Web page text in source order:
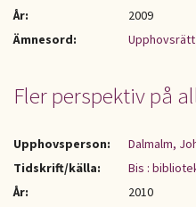
År:
2009
Ämnesord:
Fler perspektiv på
Upphovsperson:
Dalmalm,
Tidskrift/källa:
Bis :
År:
2010